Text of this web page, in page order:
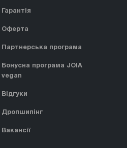
Гарантія
Оферта
Партнерська програма
Бонусна програма JOIA
vegan
Відгуки
Дропшипінг
Вакансії